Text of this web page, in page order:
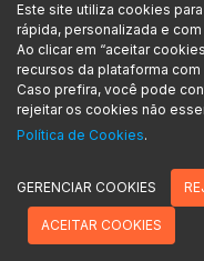
mangueiras em
Mantenha o sistema
detritos para garantir
recomendações do
correto para o seu
Este site utiliza cookies
rápida, personalizada e
Ao clicar em “aceitar
recursos da plataforma
Caso prefira, você pode
rejeitar os cookies não
Política de Cookies.
GERENCIAR COOKIES
ACEITAR COOKIES